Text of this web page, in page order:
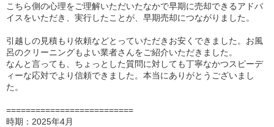
こちら側の心理をご理解いただいたなかで早期に売却できるアドバ
イスをいただき、実行したことが、早期売却につながりました。
引越しの見積もり依頼などとっていただきお安くできました。お風
呂のクリーニングもよい業者さんをご紹介いただきました。
なんと言っても、ちょっとした質問に対しても丁寧なかつスピーデ
ィーな応対でより信頼できました。本当にありがとうございまし
た。
==========================
時期：2025年4月